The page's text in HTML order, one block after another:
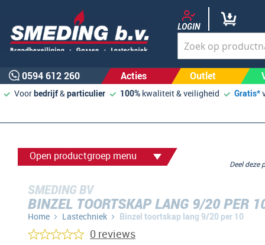
LOGIN
0594 612 260 Acties Outlet
Voorbedrijf&particulier 100% kwaliteit & veiligheid Gratis*
Open productgroep menu
SMEDING BV
BINZEL TOORTSKAP LANG 9/20 PER
Home Lastechniek Binzel toortskap lang 9/20 per 10
Deel
0 reviews